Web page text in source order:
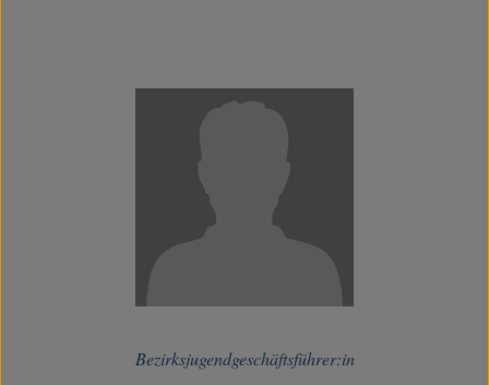
Bezirksjugendgeschäftsführer:in